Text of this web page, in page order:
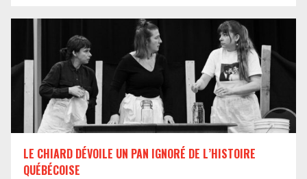
LE CHIARD DÉVOILE UN PAN IGNORÉ DE L’HISTOIRE
QUÉBÉCOISE